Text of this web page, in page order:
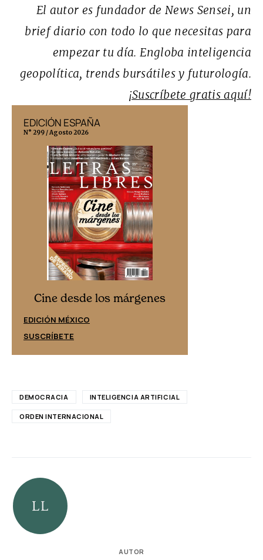
El autor es fundador de News Sensei, un
brief diario con todo lo que necesitas para
empezar tu día. Engloba inteligencia
geopolítica, trends bursátiles y futurología.
¡Suscríbete gratis aquí!
EDICIÓN ESPAÑA
N° 299 / Agosto 2026
Cine desde los márgenes
EDICIÓN MÉXICO
SUSCRÍBETE
DEMOCRACIA INTELIGENCIA ARTIFICIAL
ORDEN INTERNACIONAL
AUTOR